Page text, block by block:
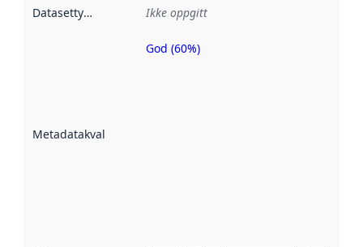
Datasettype Ikke oppgitt
Metadatakvalitet
Metadatakvalitet
God (60%)